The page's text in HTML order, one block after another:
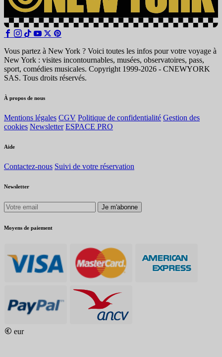
Vous partez à New York ? Voici toutes les infos pour votre voyage à
New York : visites incontournables, musées, observatoires, pass,
sport, comédies musicales. Copyright 1999-2026 - CNEWYORK
SAS. Tous droits réservés.
À propos de nous
Mentions légales CGV Politique de confidentialité Gestion des
cookies Newsletter ESPACE PRO
Aide
Contactez-nous Suivi de votre réservation
Newsletter
Je m'abonne
Moyens de paiement
eur